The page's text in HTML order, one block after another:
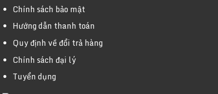
Chính sách bảo mật
Hướng dẫn thanh toán
Quy định về đổi trả hàng
Chính sách đại lý
Tuyển dụng